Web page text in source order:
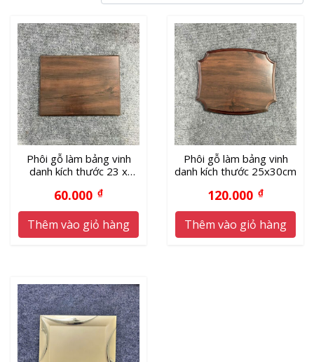
Phôi gỗ làm bảng vinh
danh kích thước 23 x
60.000 ₫
Thêm vào giỏ hàng
Phôi gỗ làm bảng vinh
danh kích thước 25x30cm
120.000 ₫
Thêm vào giỏ hàng